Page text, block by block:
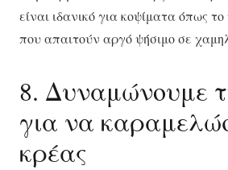
είναι ιδανικό για κοψίματα όπως
που απαιτούν αργό ψήσιμο σε
8. Δυναμώνουμε
για να
κρέας